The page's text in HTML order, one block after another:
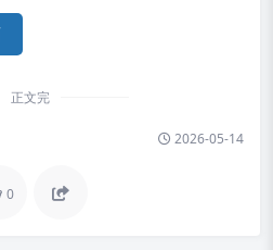
正文完
2026-05-14
0